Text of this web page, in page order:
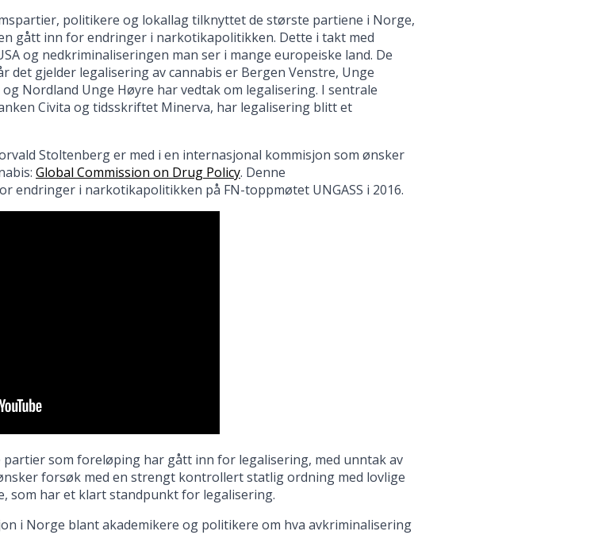
politikere og lokallag tilknyttet de største partiene i Norge,
gått inn for endringer i narkotikapolitikken. Dette i takt med
og nedkriminaliseringen man ser i mange europeiske land. De
det gjelder legalisering av cannabis er Bergen Venstre, Unge
Nordland Unge Høyre har vedtak om legalisering. I sentrale
Civita og tidsskriftet Minerva, har legalisering blitt et
Stoltenberg er med i en internasjonal kommisjon som ønsker
Global Commission on Drug Policy. Denne
endringer i narkotikapolitikken på FN-toppmøtet UNGASS i 2016.
som foreløping har gått inn for legalisering, med unntak av
forsøk med en strengt kontrollert statlig ordning med lovlige
som har et klart standpunkt for legalisering.
i Norge blant akademikere og politikere om hva avkriminalisering